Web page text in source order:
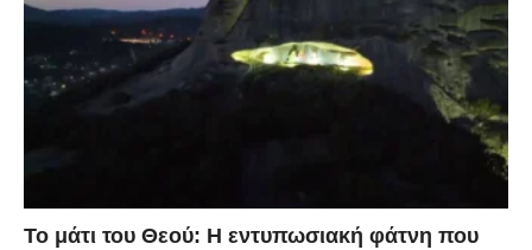
Το μάτι του Θεού: Η εντυπωσιακή φάτνη που